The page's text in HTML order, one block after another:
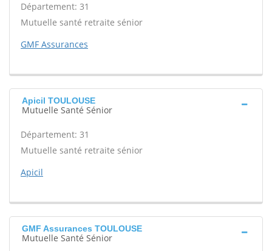
Département: 31
Mutuelle santé retraite sénior
GMF Assurances
Apicil TOULOUSE
Mutuelle Santé Sénior
Département: 31
Mutuelle santé retraite sénior
Apicil
GMF Assurances TOULOUSE
Mutuelle Santé Sénior